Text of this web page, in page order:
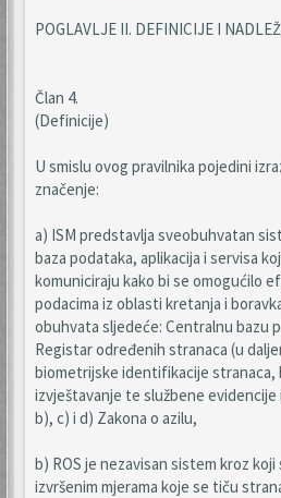
POGLAVLJE II. DEFINICIJE I
Član 4.
(Definicije)
U smislu ovog pravilnika pojedini
značenje:
a) ISM predstavlja sveobuhvatan
baza podataka, aplikacija i servisa
komuniciraju kako bi se omogućilo
podacima iz oblasti kretanja i
obuhvata sljedeće: Centralnu bazu
Registar određenih stranaca (u
biometrijske identifikacije stranaca,
izvještavanje te službene evidencije
b), c) i d) Zakona o azilu,
b) ROS je nezavisan sistem kroz
izvršenim mjerama koje se tiču